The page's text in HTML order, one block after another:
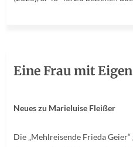
Eine Frau mit
Neues zu Marieluise Fleißer
Die „Mehlreisende Frieda